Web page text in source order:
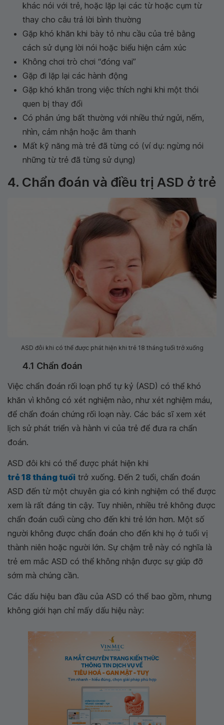
khác nói với trẻ, hoặc lặp lại các từ hoặc cụm từ
thay cho câu trả lời bình thường
Gặp khó khăn khi bày tỏ nhu cầu của trẻ bằng
cách sử dụng lời nói hoặc biểu hiện cảm xúc
Không chơi trò chơi “đóng vai”
Gặp đi lặp lại các hành động
Gặp khó khăn trong việc thích nghi khi một thói
quen bị thay đổi
Có phản ứng bất thường với nhiều thứ ngửi, nếm,
nhìn, cảm nhận hoặc âm thanh
Mất kỹ năng mà trẻ đã từng có (ví dụ: ngừng nói
những từ trẻ đã từng sử dụng)
4. Chẩn đoán và điều trị ASD ở trẻ
ASD đôi khi có thể được phát hiện khi trẻ 18 tháng tuổi trở xuống
4.1 Chẩn đoán
Việc chẩn đoán rối loạn phổ tự kỷ (ASD) có thể khó
khăn vì không có xét nghiệm nào, như xét nghiệm máu,
để chẩn đoán chứng rối loạn này. Các bác sĩ xem xét
lịch sử phát triển và hành vi của trẻ để đưa ra chẩn
đoán.
ASD đôi khi có thể được phát hiện khi
trẻ 18 tháng tuổi trở xuống. Đến 2 tuổi, chẩn đoán
ASD đến từ một chuyên gia có kinh nghiệm có thể được
xem là rất đáng tin cậy. Tuy nhiên, nhiều trẻ không được
chẩn đoán cuối cùng cho đến khi trẻ lớn hơn. Một số
người không được chẩn đoán cho đến khi họ ở tuổi vị
thành niên hoặc người lớn. Sự chậm trễ này có nghĩa là
trẻ em mắc ASD có thể không nhận được sự giúp đỡ
sớm mà chúng cần.
Các dấu hiệu ban đầu của ASD có thể bao gồm, nhưng
không giới hạn chỉ mấy dấu hiệu này: